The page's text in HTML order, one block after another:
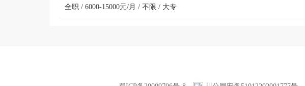
全职 / 6000-15000元/月 / 不限 / 大专